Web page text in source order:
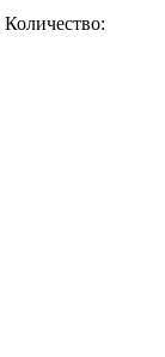
Количество: